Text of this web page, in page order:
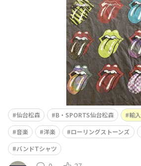
ーンズ」カラフルなロゴがたくさん
していて、今年の7月に新譜のアルバ
💿まさにレジェンドバンド！！お次
仙台松森 B・SPORTS仙台松森 輸
音楽
洋楽 ローリングストーンズ
バンドTシャツ